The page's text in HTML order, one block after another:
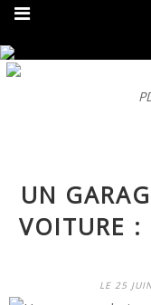
UN
VOITURE :
LE 25